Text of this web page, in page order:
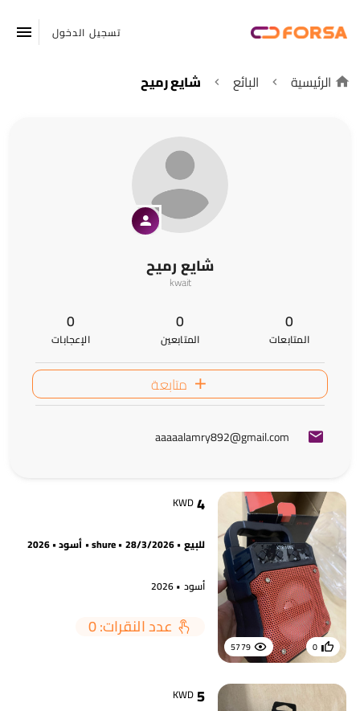
تسجيل الدخول
الرئيسية البائع شايع رميح
شايع رميح
kwait
0
المتابعات
0
المتابعين
0
الإعجابات
متابعة
aaaaalamry892@gmail.com
5779 0
4
KWD
للبيع • 28/3/2026 • shure • أسود • 2026
أسود • 2026
عدد النقرات: 0
5
KWD